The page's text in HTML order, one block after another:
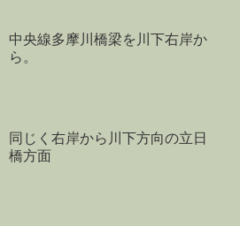
中央線多摩川橋梁を川下右岸か
ら。
同じく右岸から川下方向の立日
橋方面